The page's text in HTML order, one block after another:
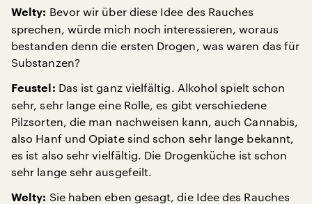
Welty: Bevor wir über diese Idee des Rauches
sprechen, würde mich noch interessieren, woraus
bestanden denn die ersten Drogen, was waren das für
Substanzen?
Feustel: Das ist ganz vielfältig. Alkohol spielt schon
sehr, sehr lange eine Rolle, es gibt verschiedene
Pilzsorten, die man nachweisen kann, auch Cannabis,
also Hanf und Opiate sind schon sehr lange bekannt,
es ist also sehr vielfältig. Die Drogenküche ist schon
sehr lange sehr ausgefeilt.
Welty: Sie haben eben gesagt, die Idee des Rauches